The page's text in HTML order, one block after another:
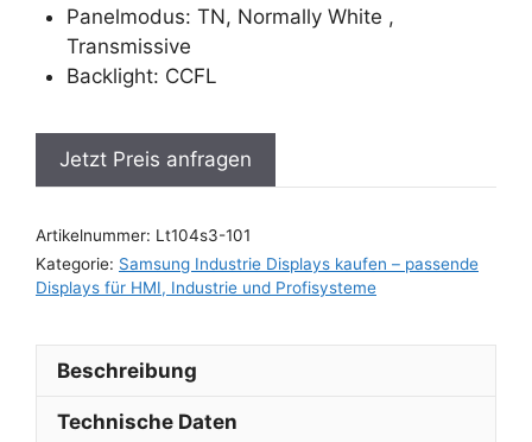
Panelmodus: TN, Normally White ,
Transmissive
Backlight: CCFL
Jetzt Preis anfragen
Artikelnummer: Lt104s3-101
Kategorie: Samsung Industrie Displays kaufen – passende
Displays für HMI, Industrie und Profisysteme
Beschreibung
Technische Daten